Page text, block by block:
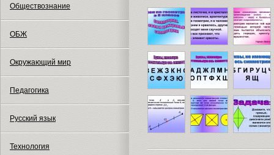
Обществознание
ОБЖ
Окружающий мир
Педагогика
Русский язык
Технология